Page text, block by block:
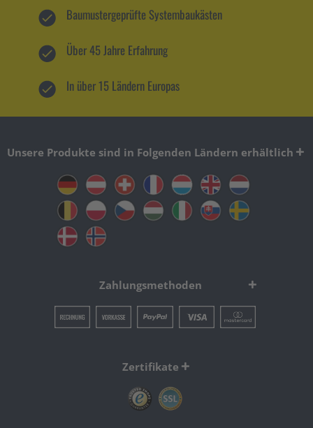
Baumustergeprüfte Systembaukästen
Über 45 Jahre Erfahrung
In über 15 Ländern Europas
Unsere Produkte sind in Folgenden Ländern erhältlich
Zahlungsmethoden
Zertifikate